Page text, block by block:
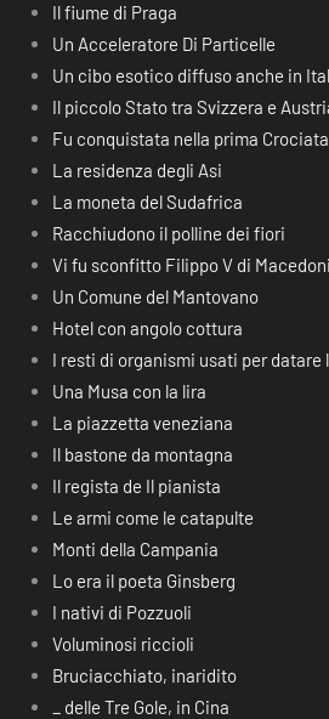
Il fiume di Praga
Un Acceleratore Di Particelle
Un cibo esotico diffuso anche in
Il piccolo Stato tra Svizzera e
Fu conquistata nella prima Crociata
La residenza degli Asi
La moneta del Sudafrica
Racchiudono il polline dei fiori
Vi fu sconfitto Filippo V di
Un Comune del Mantovano
Hotel con angolo cottura
I resti di organismi usati per datare
Una Musa con la lira
La piazzetta veneziana
Il bastone da montagna
Il regista de Il pianista
Le armi come le catapulte
Monti della Campania
Lo era il poeta Ginsberg
I nativi di Pozzuoli
Voluminosi riccioli
Bruciacchiato, inaridito
_ delle Tre Gole, in Cina